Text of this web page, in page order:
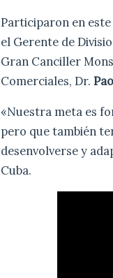
Participaron en
el Gerente de
Gran Canciller
Comerciales, Dr.
«Nuestra meta es
pero que también
desenvolverse y
Cuba.